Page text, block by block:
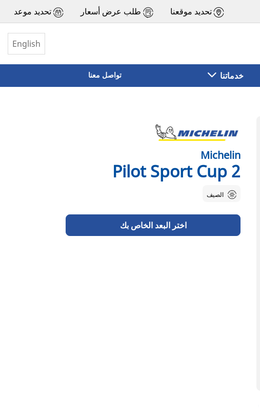
تحديد موقعنا طلب عرض أسعار تحديد موعد
English
خدماتنا تواصل معنا
Michelin
Pilot Sport Cup 2
الصيف
اختر البعد الخاص بك